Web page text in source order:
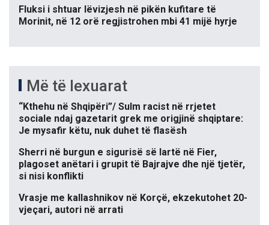
Fluksi i shtuar lëvizjesh në pikën kufitare të
Morinit, në 12 orë regjistrohen mbi 41 mijë hyrje
Më të lexuarat
“Kthehu në Shqipëri”/ Sulm racist në rrjetet
sociale ndaj gazetarit grek me origjinë shqiptare:
Je mysafir këtu, nuk duhet të flasësh
Sherri në burgun e sigurisë së lartë në Fier,
plagoset anëtari i grupit të Bajrajve dhe një tjetër,
si nisi konflikti
Vrasje me kallashnikov në Korçë, ekzekutohet 20-
vjeçari, autori në arrati